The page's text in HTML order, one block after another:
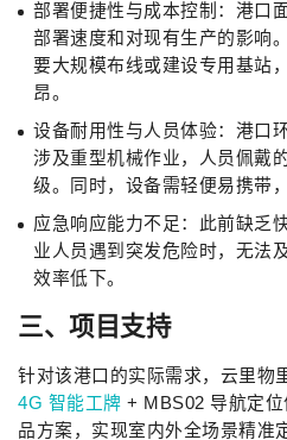
部署便捷性与成本控制：港口
部署速度和对现有生产的影响
要大规模布线或建设专用基站
昂。
设备耐用性与人员体验：港口
涉及重型机械作业，人员佩戴
级。同时，设备需轻便易携带
应急响应能力不足：此前缺乏
业人员遇到突发危险时，无法
效率低下。
三、项目支持
针对该港口的实际需求，云里物
4G 智能工牌 + MBS02 导航定位
品方案，实现室内外全场景精准